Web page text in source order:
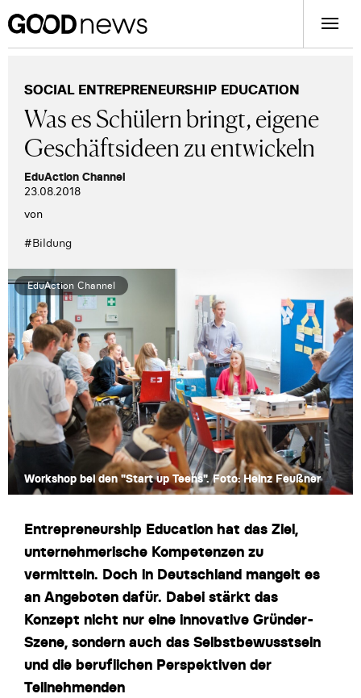
SOCIAL ENTREPRENEURSHIP EDUCATION
Was es Schülern bringt, eigene
Geschäftsideen zu entwickeln
EduAction Channel
23.08.2018
von
#Bildung
EduAction Channel
Workshop bei den "Start up Teens". Foto: Heinz Feußner
Entrepreneurship Education hat das Ziel,
unternehmerische Kompetenzen zu
vermitteln. Doch in Deutschland mangelt es
an Angeboten dafür. Dabei stärkt das
Konzept nicht nur eine innovative Gründer-
Szene, sondern auch das Selbstbewusstsein
und die beruflichen Perspektiven der
Teilnehmenden